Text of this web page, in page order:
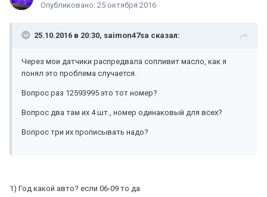
Опубликовано: 25 октября 2016
25.10.2016 в 20:30, saimon47sa сказал:
Через мои датчики распредвала сопливит масло, как я
понял это проблема случается.
Вопрос раз 12593995 это тот номер?
Вопрос два там их 4 шт., номер одинаковый для всех?
Вопрос три их прописывать надо?
1) Год какой авто? если 06-09 то да